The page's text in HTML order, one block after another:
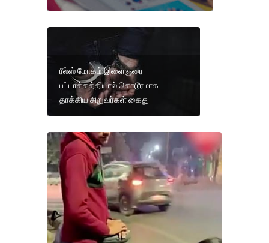
ரீல்ஸ் மோகம் இளைஞரை
பட்டாக்கத்தியால் கொடூரமாக
தாக்கிய சிறுவர்கள் கைது